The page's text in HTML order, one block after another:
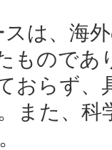
は、海
ものであ
おらず、
また、